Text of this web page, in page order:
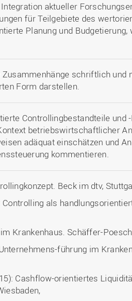
aktueller
für Teilgebiete des
Planung und
schriftlich und
Form darstellen.
Controllingbestandteile und
betriebswirtschaftlicher
adäquat einschätzen und
kommentieren.
Beck im dtv,
als
Krankenhaus. Schäffer-
führung im
Cashflow-orientiertes